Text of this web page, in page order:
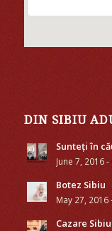
DIN SIBIU
Sunteți în
June 7, 2016
Botez Sibiu
May 27, 2016
Cazare Sibiu